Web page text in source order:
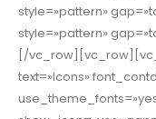
style=»pattern»
style=»pattern»
[/
text=»Icons»